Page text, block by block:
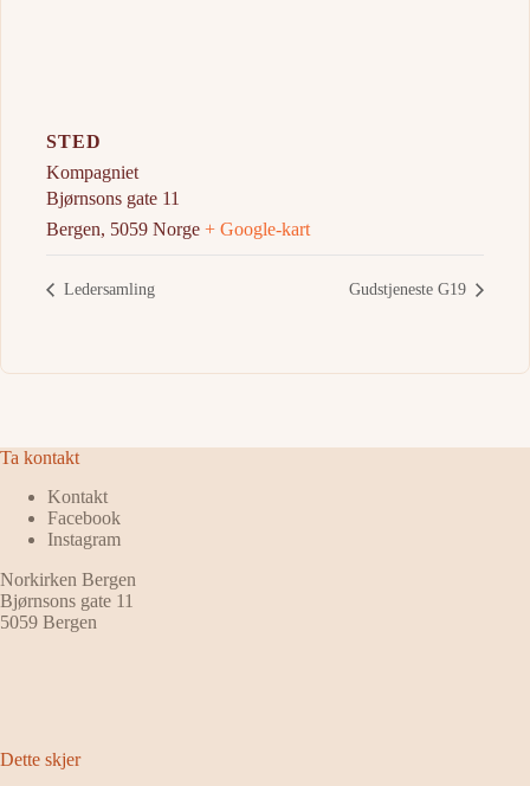
STED
Kompagniet
Bjørnsons gate 11
Bergen, 5059 Norge + Google-kart
Ledersamling Gudstjeneste G19
Ta kontakt
Kontakt
Facebook
Instagram
Norkirken Bergen
Bjørnsons gate 11
5059 Bergen
Dette skjer